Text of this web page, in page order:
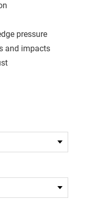
pressure
and impacts